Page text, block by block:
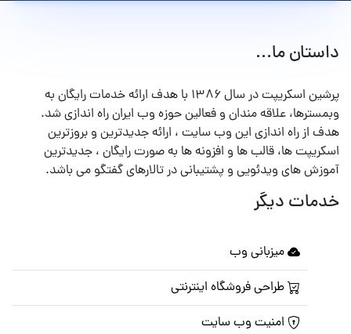
داستان ما...
پرشین اسکریپت در سال ۱۳۸۶ با هدف ارائه خدمات رایگان به
وبمسترها، علاقه مندان و فعالین حوزه وب ایران راه اندازی شد.
هدف از راه اندازی این وب سایت ، ارائه جدیدترین و بروزترین
اسکریپت ها، قالب ها و افزونه ها به صورت رایگان ، جدیدترین
آموزش های ویدئویی و پشتیبانی در تالارهای گفتگو می باشد.
خدمات دیگر
میزبانی وب
طراحی فروشگاه اینترنتی
امنیت وب سایت